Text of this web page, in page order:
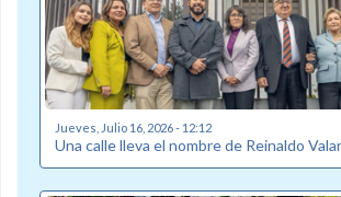
Jueves, Julio 16, 2026 - 12:12
Una calle lleva el nombre de Reinaldo